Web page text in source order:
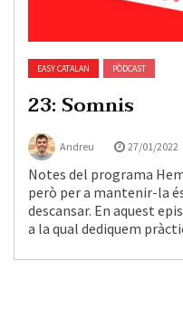
EASY CATALAN PÒDCAST
23: Somnis
Andreu 27/01/2022
Notes del programa
però per a mantenir-la
descansar. En aquest
a la qual dediquem